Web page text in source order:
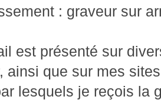
: graveur sur
est présenté sur
ainsi que sur mes
lesquels je reçois la